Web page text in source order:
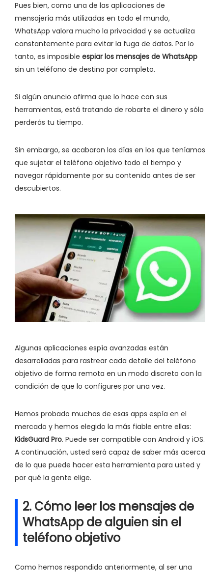
Pues bien, como una de las aplicaciones de
mensajería más utilizadas en todo el mundo,
WhatsApp valora mucho la privacidad y se actualiza
constantemente para evitar la fuga de datos. Por lo
tanto, es imposible espiar los mensajes de WhatsApp
sin un teléfono de destino por completo.
Si algún anuncio afirma que lo hace con sus
herramientas, está tratando de robarte el dinero y sólo
perderás tu tiempo.
Sin embargo, se acabaron los días en los que teníamos
que sujetar el teléfono objetivo todo el tiempo y
navegar rápidamente por su contenido antes de ser
descubiertos.
Algunas aplicaciones espía avanzadas están
desarrolladas para rastrear cada detalle del teléfono
objetivo de forma remota en un modo discreto con la
condición de que lo configures por una vez.
Hemos probado muchas de esas apps espía en el
mercado y hemos elegido la más fiable entre ellas:
KidsGuard Pro. Puede ser compatible con Android y iOS.
A continuación, usted será capaz de saber más acerca
de lo que puede hacer esta herramienta para usted y
por qué la gente elige.
2. Cómo leer los mensajes de
WhatsApp de alguien sin el
teléfono objetivo
Como hemos respondido anteriormente, al ser una